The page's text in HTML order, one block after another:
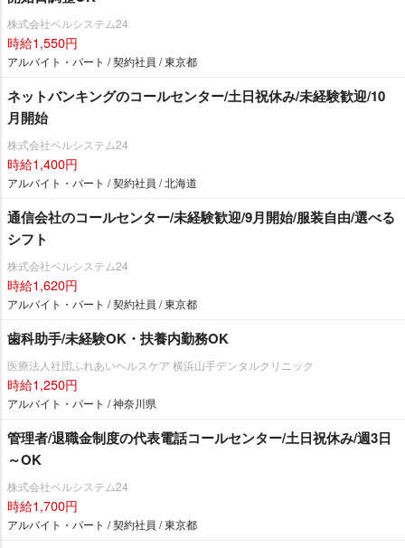
株式会社ベルシステム24
時給1,550円
アルバイト・パート / 契約社員 / 東京都
ネットバンキングのコールセンター/土日祝休み/未経験歓迎/10
月開始
株式会社ベルシステム24
時給1,400円
アルバイト・パート / 契約社員 / 北海道
通信会社のコールセンター/未経験歓迎/9月開始/服装自由/選べる
シフト
株式会社ベルシステム24
時給1,620円
アルバイト・パート / 契約社員 / 東京都
歯科助手/未経験OK・扶養内勤務OK
医療法人社団ふれあいヘルスケア 横浜山手デンタルクリニック
時給1,250円
アルバイト・パート / 神奈川県
管理者/退職金制度の代表電話コールセンター/土日祝休み/週3日
～OK
株式会社ベルシステム24
時給1,700円
アルバイト・パート / 契約社員 / 東京都